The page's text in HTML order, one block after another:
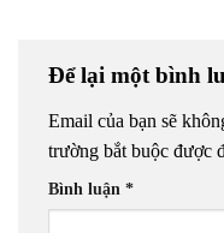
Để lại một bình
Email của bạn sẽ
trường bắt buộc được
Bình luận *